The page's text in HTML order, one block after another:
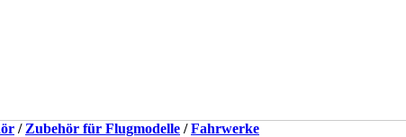
/ Zubehör für Flugmodelle /Fahrwerke